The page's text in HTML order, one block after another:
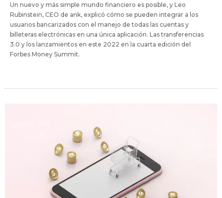
Un nuevo y más simple mundo financiero es posible, y Leo
Rubinstein, CEO de ank, explicó cómo se pueden integrar a los
usuarios bancarizados con el manejo de todas las cuentas y
billeteras electrónicas en una única aplicación. Las transferencias
3.0 y los lanzamientos en este 2022 en la cuarta edición del
Forbes Money Summit.